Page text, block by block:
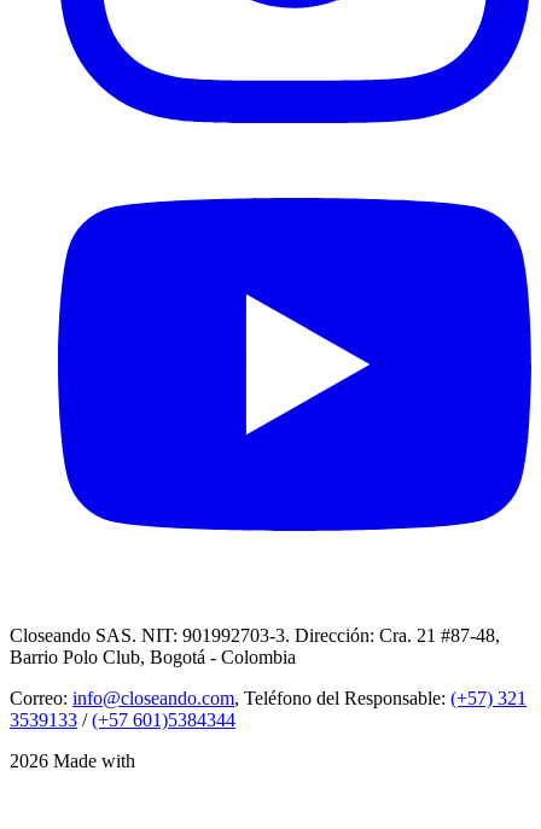
Closeando SAS. NIT: 901992703-3. Dirección: Cra. 21 #87-48,
Barrio Polo Club, Bogotá - Colombia
Correo: info@closeando.com, Teléfono del Responsable: (+57) 321
3539133 /(+57 601)5384344
2026 Made with